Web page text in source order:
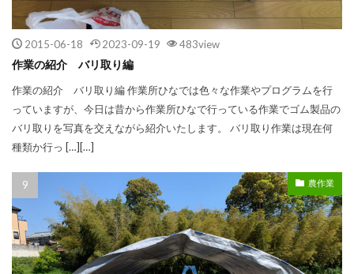
2015-06-18 2023-09-19 483view
作業の紹介 バリ取り編
作業の紹介 バリ取り編 作業所ひなでは色々な作業やプログラムを行
っていますが、今日は昔から作業所ひなで行っている作業でゴム製品の
バリ取りを写真を交えながら紹介いたします。 バリ取り作業は現在何
種類か行っ […][…]
農作業